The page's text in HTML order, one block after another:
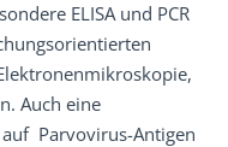
ELISA und PCR
Auch eine
Parvovirus-Antigen